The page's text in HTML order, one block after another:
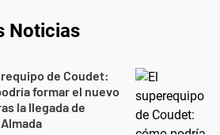
Noticias
de Coudet:
formar el nuevo
la llegada de